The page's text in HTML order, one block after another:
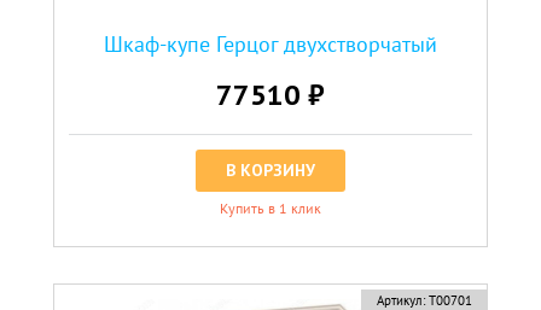
Шкаф-купе Герцог двухстворчатый
77510 ₽
В КОРЗИНУ
Купить в 1 клик
Артикул: Т00701